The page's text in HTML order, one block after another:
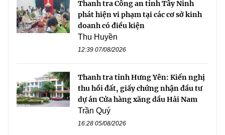
Thanh tra Công an tỉnh Tây Ninh
phát hiện vi phạm tại các cơ sở kinh
doanh có điều kiện
Thu Huyền
12:39 07/08/2026
Thanh tra tỉnh Hưng Yên: Kiến nghị
thu hồi đất, giấy chứng nhận đầu tư
dự án Cửa hàng xăng dầu Hải Nam
Trần Quý
16:28 05/08/2026